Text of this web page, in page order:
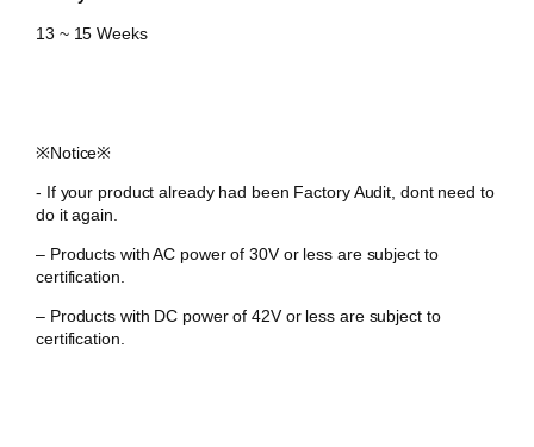
​13 ~ 15 Weeks
​※Notice※
-​ If your product already had been Factory Audit, dont need to
do it again.
– Products with AC power of 30V or less are subject to
certification.
– Products with DC power of 42V or less are subject to
certification.